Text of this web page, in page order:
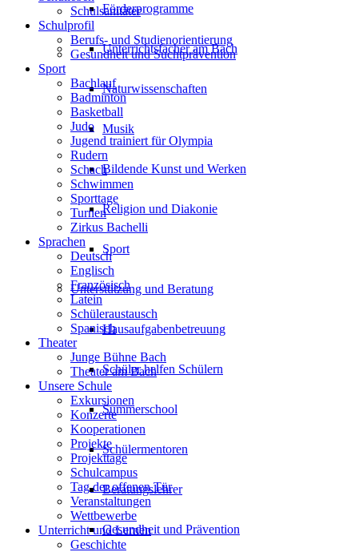
Förderprogramme
Unterrichtsfächer am Bach
Naturwissenschaften
Musik
Bildende Kunst und Werken
Religion und Diakonie
Sport
Unterstützung und Beratung
Hausaufgabenbetreuung
Schüler helfen Schülern
Summerschool
Schülermentoren
Beratungslehrer
Gesundheit und Prävention
Schulsanitäter
Schulprofil
Berufs- und Studienorientierung
Gesundheit und Suchtprävention
Sport
Bachlauf
Badminton
Basketball
Judo
Jugend trainiert für Olympia
Rudern
Schach
Schwimmen
Sporttage
Turnen
Zirkus Bachelli
Sprachen
Deutsch
Englisch
Französisch
Latein
Schüleraustausch
Spanisch
Theater
Junge Bühne Bach
Theater am Bach
Unsere Schule
Exkursionen
Konzerte
Kooperationen
Projekte
Projekttage
Schulcampus
Tag der offenen Tür
Veranstaltungen
Wettbewerbe
Unterricht und Lernen
Geschichte